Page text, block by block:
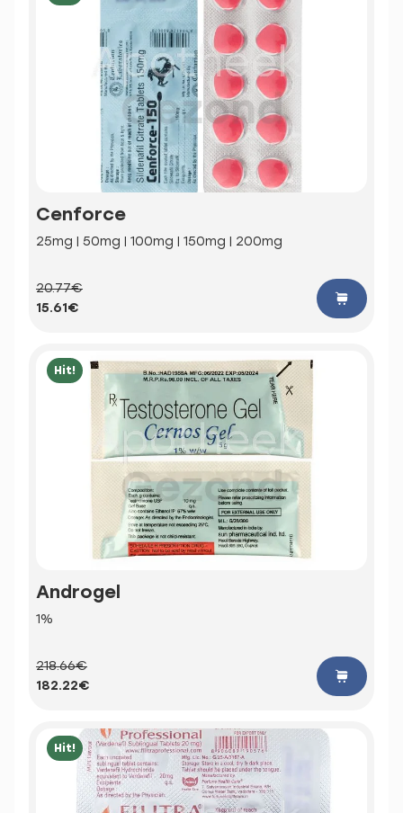
Cenforce
25mg | 50mg | 100mg | 150mg | 200mg
20.77€
15.61€
Hit!
Androgel
1%
218.66€
182.22€
Hit!